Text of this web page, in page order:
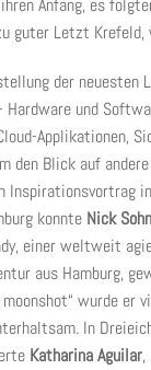
Anfang, es
guter Letzt
der neuesten
Hardware und
Applikationen,
den Blick auf
Inspirationsvortrag
konnte Nick
einer weltweit
aus Hamburg,
wurde er
In
Katharina Aguilar,